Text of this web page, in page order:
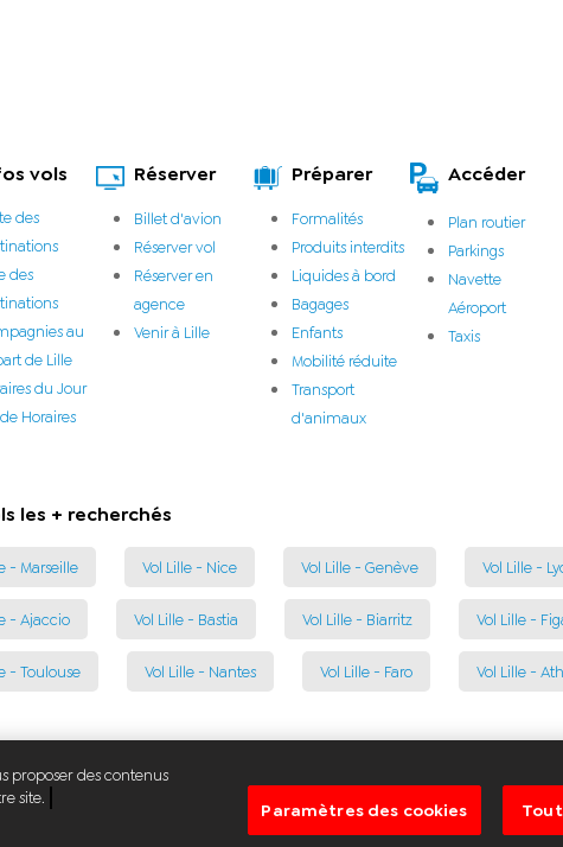
vols
des
des
au
de Lille
du Jour
Horaires
Réserver
Billet d'avion
Réserver vol
Réserver en
agence
Venir à Lille
Préparer
Formalités
Produits interdits
Liquides à bord
Bagages
Enfants
Mobilité réduite
Transport
d'animaux
Accéder
Plan routier
Parkings
Navette
Aéroport
Taxis
les + recherchés
- Marseille Vol Lille - Nice Vol Lille - Genève Vol Lille -
- Ajaccio Vol Lille - Bastia Vol Lille - Biarritz Vol Lille -
- Toulouse Vol Lille - Nantes Vol Lille - Faro Vol Lille -
© Aéroport de Lille
Déclaration d'accessibilité Contact Nous
proposer des contenus
site.
Paramètres des cookies